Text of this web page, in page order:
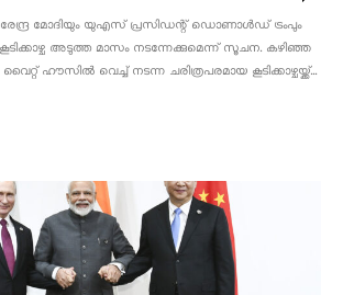
നരേന്ദ്ര മോദിയും യുഎസ് പ്രസിഡന്റ് ഡൊണാൾഡ് ട്രംപും
അടുത്ത മാസം നടന്നേക്കുമെന്ന് സൂചന. കഴിഞ്ഞ
ഹൗസിൽ വെച്ച് നടന്ന ചരിത്രപരമായ കൂടിക്കാഴ്ചയ്ക്ക്...